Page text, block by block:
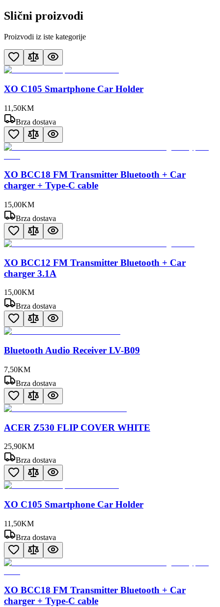
Slični proizvodi
Proizvodi iz iste kategorije
XO C105 Smartphone Car Holder
11 ,50KM
Brza dostava
XO BCC18 FM Transmitter Bluetooth + Car
charger + Type-C cable
15,00KM
Brza dostava
XO BCC12 FM Transmitter Bluetooth + Car
charger 3.1A
15,00KM
Brza dostava
Bluetooth Audio Receiver LV-B09
7,50KM
Brza dostava
ACER Z530 FLIP COVER WHITE
25,90KM
Brza dostava
XO C105 Smartphone Car Holder
11 ,50KM
Brza dostava
XO BCC18 FM Transmitter Bluetooth + Car
charger + Type-C cable